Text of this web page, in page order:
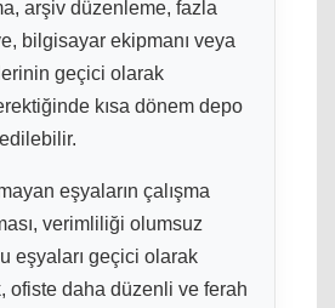
arşiv düzenleme, fazla
bilgisayar ekipmanı veya
geçici olarak
kısa dönem depo
eşyaların çalışma
verimliliği olumsuz
eşyaları geçici olarak
ofiste daha düzenli ve ferah